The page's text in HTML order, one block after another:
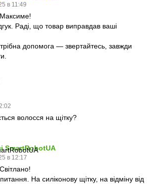
в 11:49
Раді, що товар виправдав ваші
допомога — звертайтесь, завжди
волосся на щітку?
SmartRobotUA
в 12:17
На силіконову щітку, на відміну від